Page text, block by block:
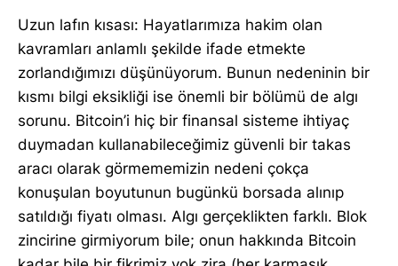
Uzun lafın kısası: Hayatlarımıza hakim olan
kavramları anlamlı şekilde ifade etmekte
zorlandığımızı düşünüyorum. Bunun nedeninin bir
kısmı bilgi eksikliği ise önemli bir bölümü de algı
sorunu. Bitcoin’i hiç bir finansal sisteme ihtiyaç
duymadan kullanabileceğimiz güvenli bir takas
aracı olarak görmememizin nedeni çokça
konuşulan boyutunun bugünkü borsada alınıp
satıldığı fiyatı olması. Algı gerçeklikten farklı. Blok
zincirine girmiyorum bile; onun hakkında Bitcoin